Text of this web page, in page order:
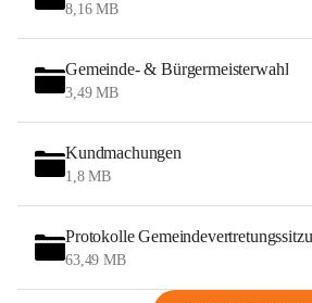
8,16 MB
Gemeinde- & Bürgermeisterwahl
3,49 MB
Kundmachungen
1,8 MB
Protokolle
63,49 MB